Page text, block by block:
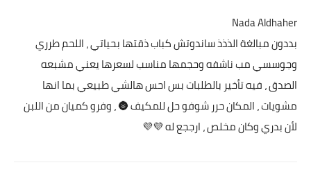
Nada Aldhaher
بددون مبالغة الذذذ ساندوتش كباب ذقتها بحياتي ، اللحم طرري
وجوسسي مب ناشفه وحجمها مناسب لسعرها يعني مشبعه
الصدق ، فيه تأخير بالطلبات بس احس هالشي طبيعي بما انها
مشويات ، المكان حرر شوفو حل للمكيف 🌚 ، وفرو كميان من اللبن
لأن بدري وكان مخلص ، ارججع له 💜💜